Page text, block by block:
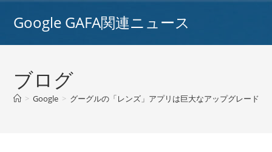
Google GAFA関連ニュース
ブログ
> Google > グーグルの「レンズ」アプリは巨大なアップグレードを